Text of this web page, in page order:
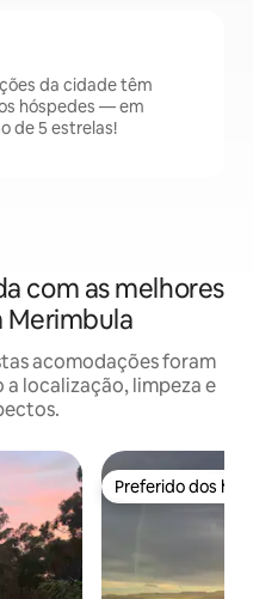
da cidade têm
hóspedes — em
de 5 estrelas!
com as melhores
Merimbula
acomodações foram
localização, limpeza e
Preferido dos
Preferido dos